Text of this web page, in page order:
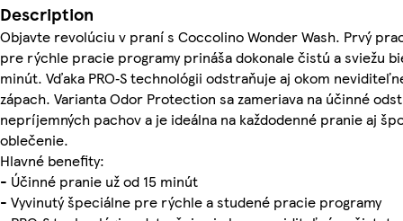
Description
Objavte revolúciu v praní s Coccolino Wonder Wash. Prvý
pre rýchle pracie programy prináša dokonale čistú a sviežu
minút. Vďaka PRO‑S technológii odstraňuje aj okom
zápach. Varianta Odor Protection sa zameriava na účinné
nepríjemných pachov a je ideálna na každodenné pranie aj
oblečenie.
Hlavné benefity:
- Účinné pranie už od 15 minút
- Vyvinutý špeciálne pre rýchle a studené pracie programy